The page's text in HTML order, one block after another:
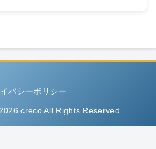
バシーポリシー
creco All Rights Reserved.